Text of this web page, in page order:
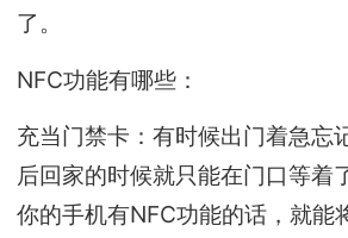
了。
NFC功能有哪些：
充当门禁卡：有时候出门着急忘
后回家的时候就只能在门口等着
你的手机有NFC功能的话，就能